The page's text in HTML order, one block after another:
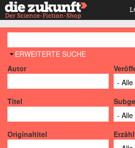
AUSBLENDEN
ERWEITERTE SUCHE
Autor
Titel
Originaltitel